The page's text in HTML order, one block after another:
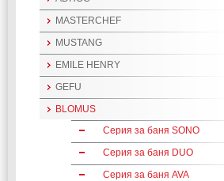
MASTERCHEF
MUSTANG
EMILE HENRY
GEFU
BLOMUS
Серия за баня SONO
Серия за баня DUO
Серия за баня AVA